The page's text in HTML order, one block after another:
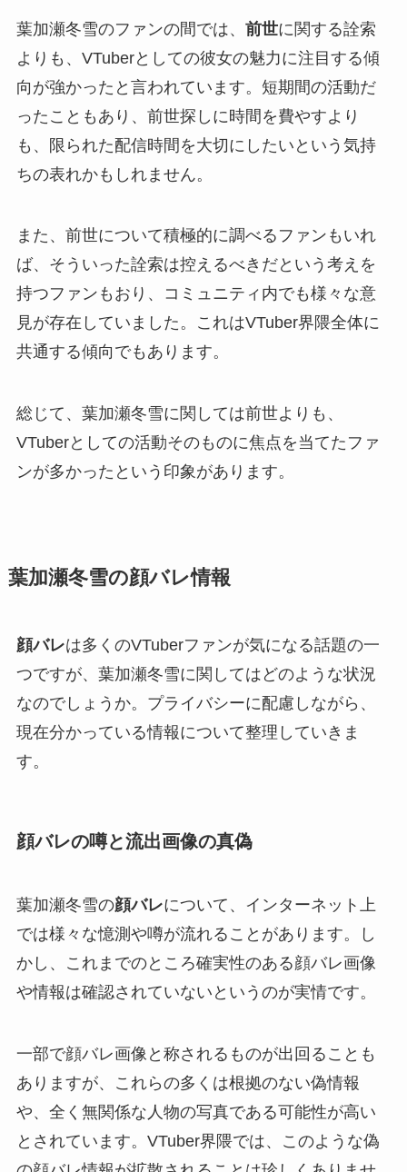
葉加瀬冬雪のファンの間では、 前世に関する詮索
よりも、VTuberとしての彼女の魅力に注目する傾
向が強かったと言われています。短期間の活動だ
ったこともあり、前世探しに時間を費やすより
も、限られた配信時間を大切にしたいという気持
ちの表れかもしれません。
また、前世について積極的に調べるファンもいれ
ば、そういった詮索は控えるべきだという考えを
持つファンもおり、コミュニティ内でも様々な意
見が存在していました。これはVTuber界隈全体に
共通する傾向でもあります。
総じて、葉加瀬冬雪に関しては前世よりも、
VTuberとしての活動そのものに焦点を当てたファ
ンが多かったという印象があります。
葉加瀬冬雪の顔バレ情報
顔バレは多くのVTuberファンが気になる話題の一
つですが、葉加瀬冬雪に関してはどのような状況
なのでしょうか。プライバシーに配慮しながら、
現在分かっている情報について整理していきま
す。
顔バレの噂と流出画像の真偽
葉加瀬冬雪の顔バレについて、インターネット上
では様々な憶測や噂が流れることがあります。し
かし、これまでのところ確実性のある顔バレ画像
や情報は確認されていないというのが実情です。
一部で顔バレ画像と称されるものが出回ることも
ありますが、これらの多くは根拠のない偽情報
や、全く無関係な人物の写真である可能性が高い
とされています。VTuber界隈では、このような偽